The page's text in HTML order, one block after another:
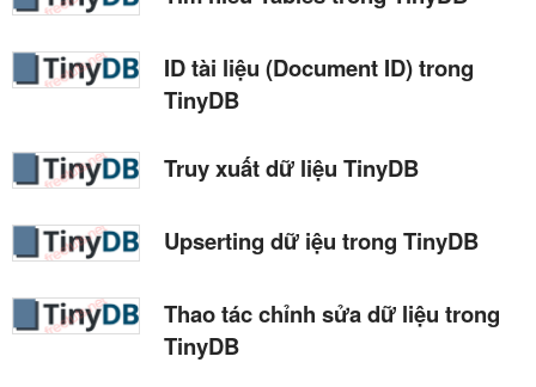
ID tài liệu (Document ID) trong
TinyDB
Truy xuất dữ liệu TinyDB
Upserting dữ iệu trong TinyDB
Thao tác chỉnh sửa dữ liệu trong
TinyDB